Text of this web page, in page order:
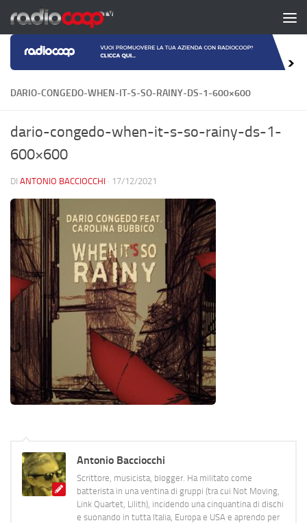
Salta al contenuto
DARIO-CONGEDO-WHEN-IT-S-SO-RAINY-DS-1-600×600
dario-congedo-when-it-s-so-rainy-ds-1-
600×600
DI ANTONIO BACCIOCCHI · 17/12/2021
Antonio Bacciocchi
Scrittore, musicista, blogger. Ha militato come
batterista in una ventina di gruppi (tra cui Not Moving,
Link Quartet, Lilith), incidendo una cinquantina di dischi
e suonando in tutta Italia, Europa e USA e aprendo per